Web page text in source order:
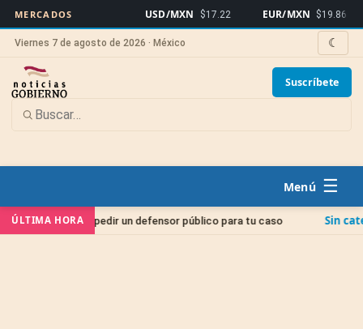
MERCADOS USD/MXN $17.22 EUR/MXN $19.86
Viernes 7 de agosto de 2026 · México ☾
Suscríbete
☰
ÚLTIMA HORA
pedir un defensor público para tu caso Sin categoría